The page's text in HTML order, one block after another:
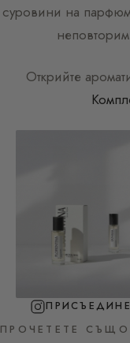
суровини на
Открийте
ПРОЧЕТЕТЕ СЪЩО